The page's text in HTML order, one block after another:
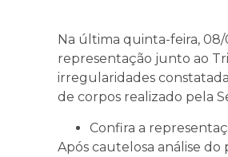
Na última quinta-feira,
representação junto ao
irregularidades
de corpos realizado pela
Confira a
Após cautelosa análise